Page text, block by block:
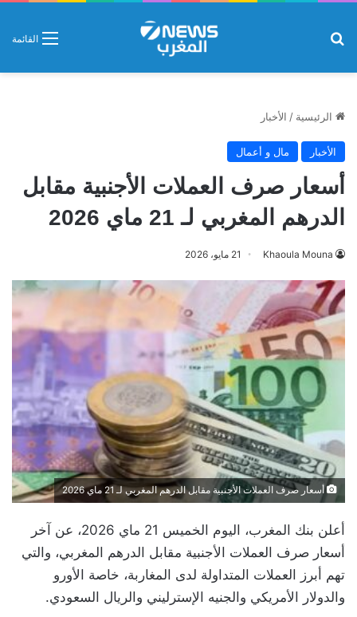
القائمة
الرئيسية / الأخبار
الأخبار مال و أعمال
أسعار صرف العملات الأجنبية مقابل
الدرهم المغربي لـ 21 ماي 2026
Khaoula Mouna 21 مايو، 2026
أسعار صرف العملات الأجنبية مقابل الدرهم المغربي لـ 21 ماي 2026
أعلن بنك المغرب، اليوم الخميس 21 ماي 2026، عن آخر
أسعار صرف العملات الأجنبية مقابل الدرهم المغربي، والتي
تهم أبرز العملات المتداولة لدى المغاربة، خاصة الأورو
والدولار الأمريكي والجنيه الإسترليني والريال السعودي.